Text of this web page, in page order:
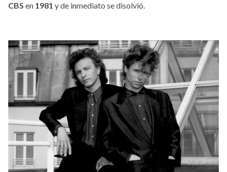
CBS en 1981 y de inmediato se disolvió.